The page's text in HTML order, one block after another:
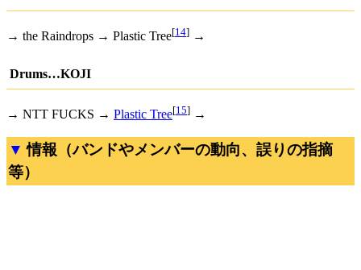
→ the Raindrops → Plastic Tree[14] →
Drums…KOJI
→ NTT FUCKS → Plastic Tree[15] →
情報（バンドやメンバーの動向、誤りの指摘
等）